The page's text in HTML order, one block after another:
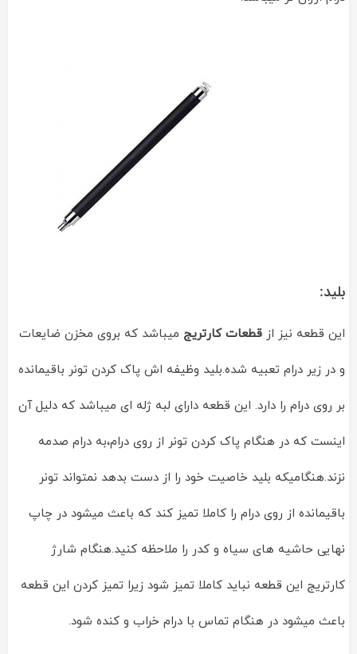
بلید:
این قطعه نیز از قطعات کارتریج میباشد که بروی مخزن ضایعات
و در زیر درام تعبیه شده.بلید وظیفه اش پاک کردن تونر باقیمانده
بر روی درام را دارد. این قطعه دارای لبه ژله ای میباشد که دلیل آن
اینست که در هنگام پاک کردن تونر از روی درام،به درام صدمه
نزند.هنگامیکه بلید خاصیت خود را از دست بدهد نمتواند تونر
باقیمانده از روی درام را کاملا تمیز کند که باعث میشود در چاپ
نهایی حاشیه های سیاه و کدر را ملاحظه کنید.هنگام شارژ
کارتریج این قطعه نباید کاملا تمیز شود زیرا تمیز کردن این قطعه
باعث میشود در هنگام تماس با درام خراب و کنده شود.